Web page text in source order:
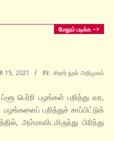
மேலும் படிக்க –>
15, 2021 IN: சிறார் நூல் அறிமுகம்
பெர்ரி பழங்கள் பறித்து வர,
பறித்துச் சாப்பிட்டுக்
அம்மாவிடமிருந்து பிரிந்து